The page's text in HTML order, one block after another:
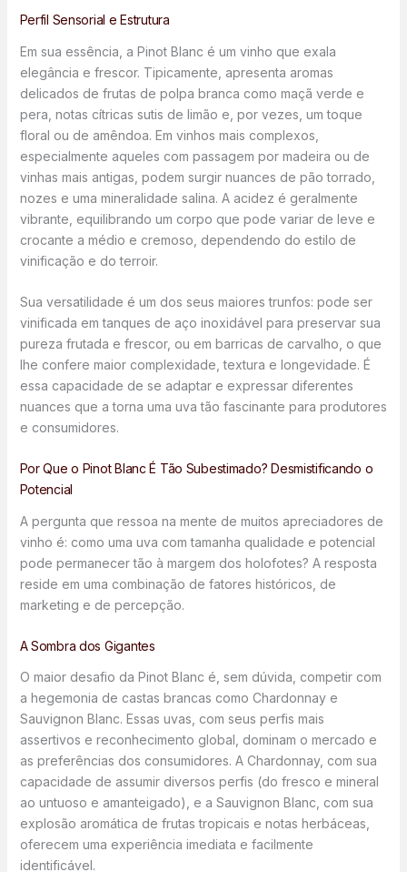
Perfil Sensorial e Estrutura
Em sua essência, a Pinot Blanc é um vinho que exala
elegância e frescor. Tipicamente, apresenta aromas
delicados de frutas de polpa branca como maçã verde e
pera, notas cítricas sutis de limão e, por vezes, um toque
floral ou de amêndoa. Em vinhos mais complexos,
especialmente aqueles com passagem por madeira ou de
vinhas mais antigas, podem surgir nuances de pão torrado,
nozes e uma mineralidade salina. A acidez é geralmente
vibrante, equilibrando um corpo que pode variar de leve e
crocante a médio e cremoso, dependendo do estilo de
vinificação e do terroir.
Sua versatilidade é um dos seus maiores trunfos: pode ser
vinificada em tanques de aço inoxidável para preservar sua
pureza frutada e frescor, ou em barricas de carvalho, o que
lhe confere maior complexidade, textura e longevidade. É
essa capacidade de se adaptar e expressar diferentes
nuances que a torna uma uva tão fascinante para produtores
e consumidores.
Por Que o Pinot Blanc É Tão Subestimado? Desmistificando o
Potencial
A pergunta que ressoa na mente de muitos apreciadores de
vinho é: como uma uva com tamanha qualidade e potencial
pode permanecer tão à margem dos holofotes? A resposta
reside em uma combinação de fatores históricos, de
marketing e de percepção.
A Sombra dos Gigantes
O maior desafio da Pinot Blanc é, sem dúvida, competir com
a hegemonia de castas brancas como Chardonnay e
Sauvignon Blanc. Essas uvas, com seus perfis mais
assertivos e reconhecimento global, dominam o mercado e
as preferências dos consumidores. A Chardonnay, com sua
capacidade de assumir diversos perfis (do fresco e mineral
ao untuoso e amanteigado), e a Sauvignon Blanc, com sua
explosão aromática de frutas tropicais e notas herbáceas,
oferecem uma experiência imediata e facilmente
identificável.